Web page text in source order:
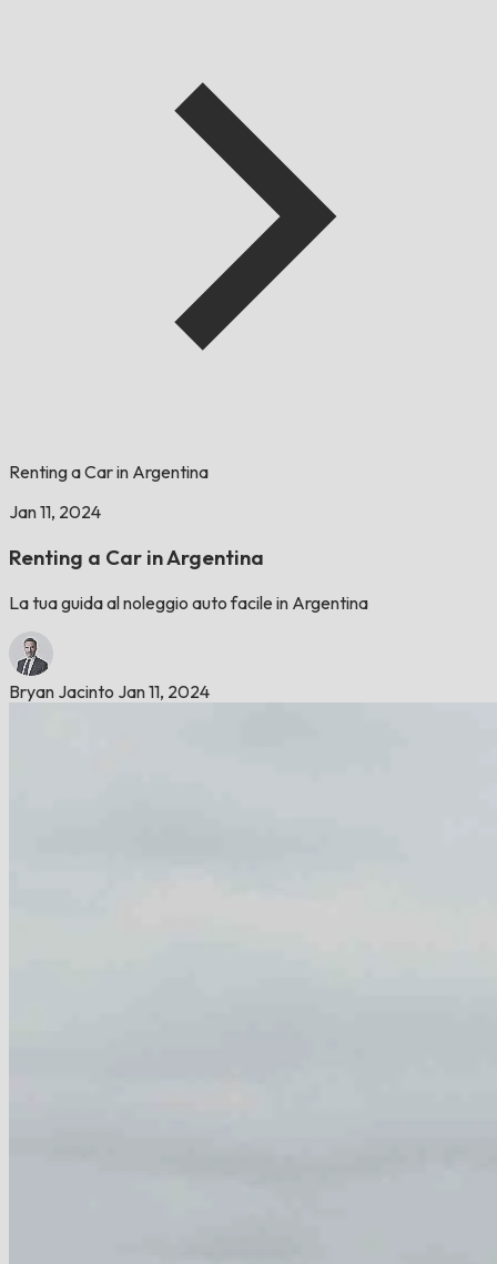
Renting a Car in Argentina
Jan 11, 2024
Renting a Car in Argentina
La tua guida al noleggio auto facile in Argentina
Bryan Jacinto Jan 11, 2024